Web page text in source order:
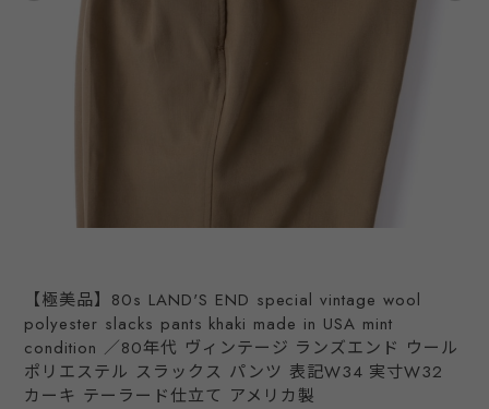
【極美品】80s LAND'S END special vintage wool
polyester slacks pants khaki made in USA mint
condition ／80年代 ヴィンテージ ランズエンド ウール
ポリエステル スラックス パンツ 表記W34 実寸W32
カーキ テーラード仕立て アメリカ製